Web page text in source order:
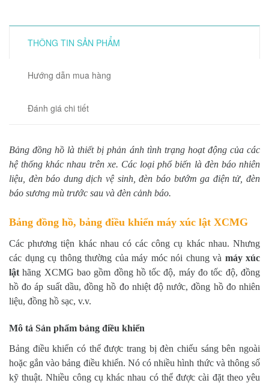
THÔNG TIN SẢN PHẨM
Hướng dẫn mua hàng
Đánh giá chi tiết
Bảng đồng hồ là thiết bị phản ánh tình trạng hoạt động của các
hệ thống khác nhau trên xe. Các loại phổ biến là đèn báo nhiên
liệu, đèn báo dung dịch vệ sinh, đèn báo bướm ga điện tử, đèn
báo sương mù trước sau và đèn cảnh báo.
Bảng đồng hồ, bảng điều khiển máy xúc lật XCMG
Các phương tiện khác nhau có các công cụ khác nhau. Nhưng
các dụng cụ thông thường của máy móc nói chung và máy xúc
lật hãng XCMG bao gồm đồng hồ tốc độ, máy đo tốc độ, đồng
hồ đo áp suất dầu, đồng hồ đo nhiệt độ nước, đồng hồ đo nhiên
liệu, đồng hồ sạc, v.v.
Mô tả Sản phẩm bảng điều khiển
Bảng điều khiển có thể được trang bị đèn chiếu sáng bên ngoài
hoặc gắn vào bảng điều khiển. Nó có nhiều hình thức và thông số
kỹ thuật. Nhiều công cụ khác nhau có thể được cài đặt theo yêu